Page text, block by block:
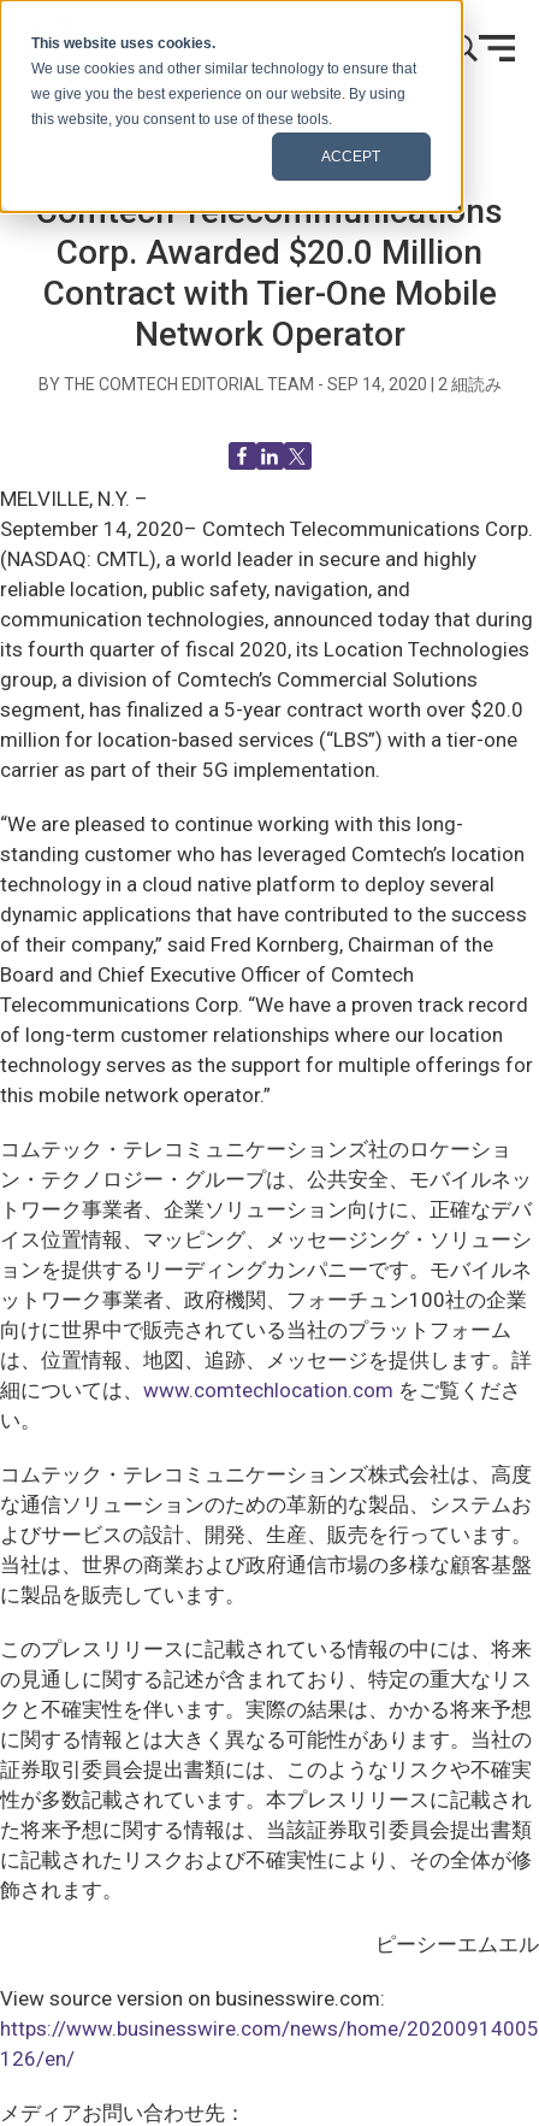
This website uses cookies.
We use cookies and other similar technology to ensure that
we give you the best experience on our website. By using
this website, you consent to use of these tools.
ACCEPT
プレスリリース
Comtech Telecommunications
Corp. Awarded $20.0 Million
Contract with Tier-One Mobile
Network Operator
BY THE COMTECH EDITORIAL TEAM - SEP 14, 2020 2 細読み
MELVILLE, N.Y. –
September 14, 2020– Comtech Telecommunications Corp.
(NASDAQ: CMTL), a world leader in secure and highly
reliable location, public safety, navigation, and
communication technologies, announced today that during
its fourth quarter of fiscal 2020, its Location Technologies
group, a division of Comtech’s Commercial Solutions
segment, has finalized a 5-year contract worth over $20.0
million for location-based services (“LBS”) with a tier-one
carrier as part of their 5G implementation.
“We are pleased to continue working with this long-
standing customer who has leveraged Comtech’s location
technology in a cloud native platform to deploy several
dynamic applications that have contributed to the success
of their company,” said Fred Kornberg, Chairman of the
Board and Chief Executive Officer of Comtech
Telecommunications Corp. “We have a proven track record
of long-term customer relationships where our location
technology serves as the support for multiple offerings for
this mobile network operator.”
コムテック・テレコミュニケーションズ社のロケーショ
ン・テクノロジー・グループは、公共安全、モバイルネッ
トワーク事業者、企業ソリューション向けに、正確なデバ
イス位置情報、マッピング、メッセージング・ソリューシ
ョンを提供するリーディングカンパニーです。モバイルネ
ットワーク事業者、政府機関、フォーチュン100社の企業
向けに世界中で販売されている当社のプラットフォーム
は、位置情報、地図、追跡、メッセージを提供します。詳
細については、 www.comtechlocation.com をご覧くださ
い。
コムテック・テレコミュニケーションズ株式会社は、高度
な通信ソリューションのための革新的な製品、システムお
よびサービスの設計、開発、生産、販売を行っています。
当社は、世界の商業および政府通信市場の多様な顧客基盤
に製品を販売しています。
このプレスリリースに記載されている情報の中には、将来
の見通しに関する記述が含まれており、特定の重大なリス
クと不確実性を伴います。実際の結果は、かかる将来予想
に関する情報とは大きく異なる可能性があります。当社の
証券取引委員会提出書類には、このようなリスクや不確実
性が多数記載されています。本プレスリリースに記載され
た将来予想に関する情報は、当該証券取引委員会提出書類
に記載されたリスクおよび不確実性により、その全体が修
飾されます。
ピーシーエムエル
View source version on businesswire.com:
https://www.businesswire.com/news/home/20200914005
126/en/
メディアお問い合わせ先：